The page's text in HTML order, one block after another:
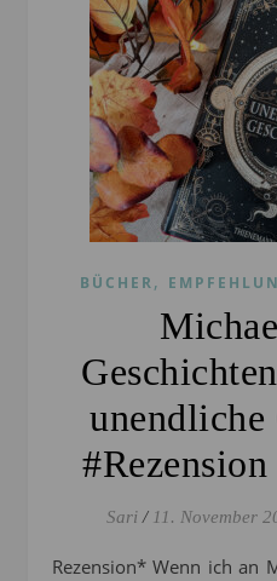
BÜCHER,
unendliche
Sari / 11. November
Rezension* Wenn ich an Michael Ende denke, dann